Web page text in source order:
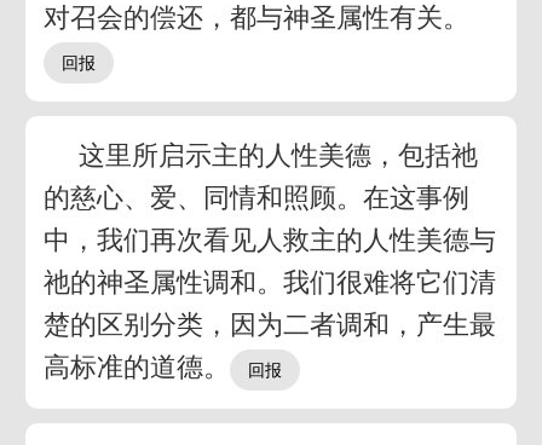
对召会的偿还，都与神圣属性有关。
这里所启示主的人性美德，包括祂
的慈心、爱、同情和照顾。在这事例
中，我们再次看见人救主的人性美德与
祂的神圣属性调和。我们很难将它们清
楚的区别分类，因为二者调和，产生最
高标准的道德。